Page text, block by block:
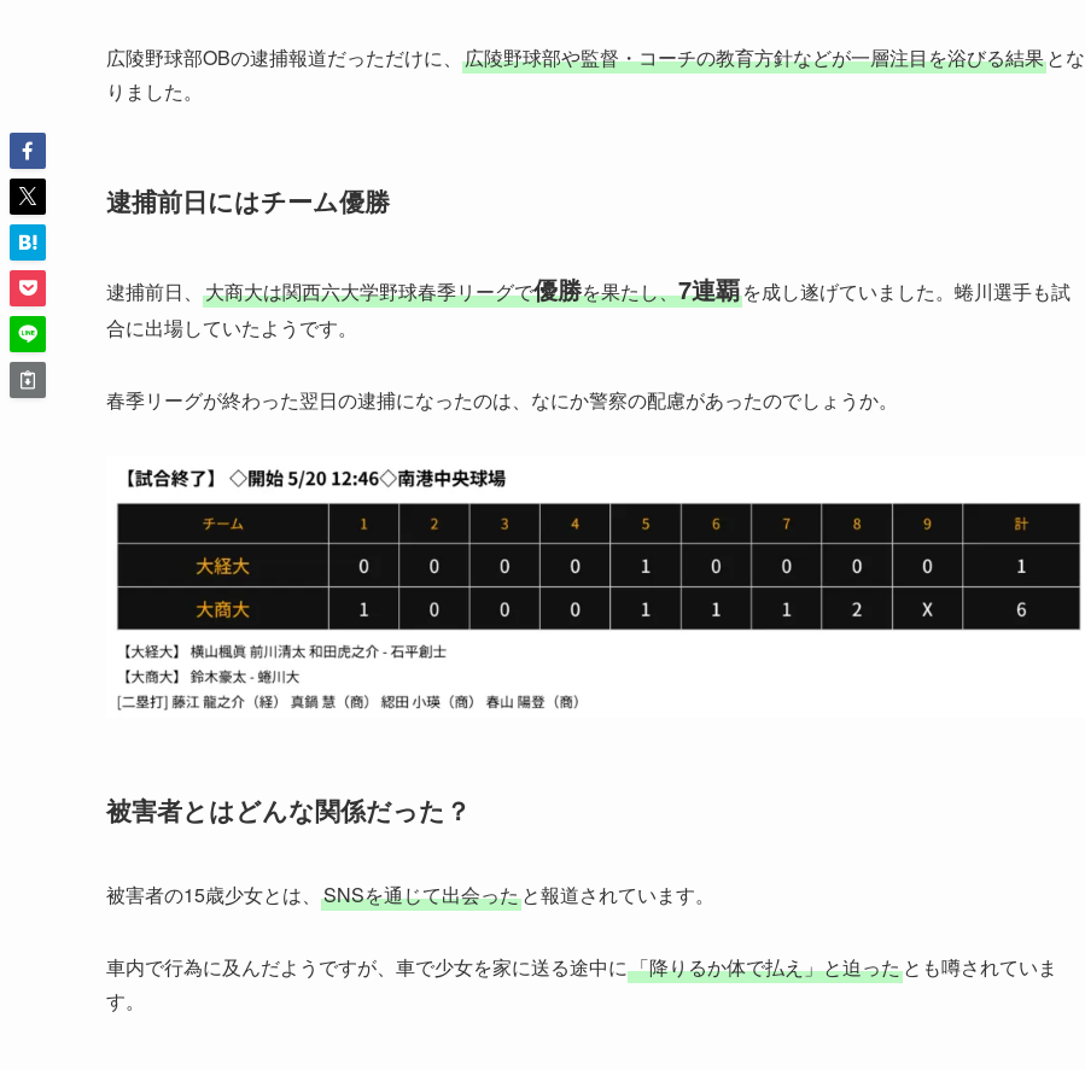
広陵野球部OBの逮捕報道だっただけに、 広陵野球部や監督・コーチの教育方針などが一層注目を浴びる結果とな
りました。
逮捕前日にはチーム優勝
逮捕前日、 大商大は関西六大学野球春季リーグで優勝を果たし、7連覇を成し遂げていました。蜷川選手も試
合に出場していたようです。
春季リーグが終わった翌日の逮捕になったのは、なにか警察の配慮があったのでしょうか。
被害者とはどんな関係だった？
被害者の15歳少女とは、 SNSを通じて出会ったと報道されています。
車内で行為に及んだようですが、車で少女を家に送る途中に「降りるか体で払え」と迫ったとも噂されていま
す。